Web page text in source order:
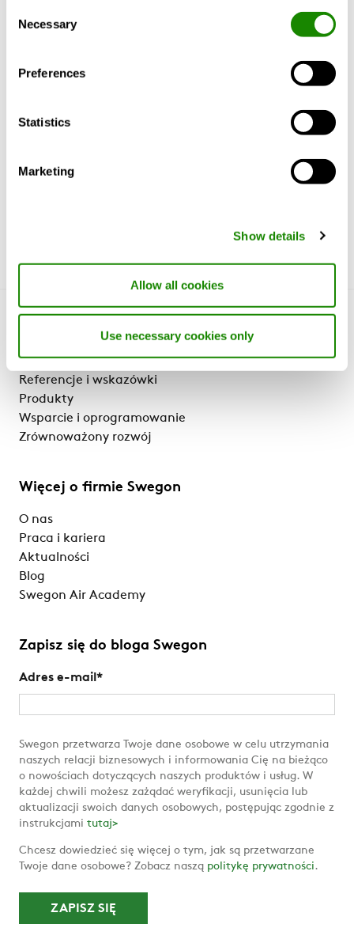
Selection
Necessary
Preferences
Statistics
Marketing
Show details
Allow all cookies
Use necessary cookies only
Nawilżacz
Nawilżacze parowe
Dlaczego Swegon?
Referencje i wskazówki
Produkty
Wsparcie i oprogramowanie
Zrównoważony rozwój
Więcej o firmie Swegon
O nas
Praca i kariera
Aktualności
Blog
Swegon Air Academy
Zapisz się do bloga Swegon
Adres e-mail*
Swegon przetwarza Twoje dane osobowe w celu utrzymania
naszych relacji biznesowych i informowania Cię na bieżąco
o nowościach dotyczących naszych produktów i usług. W
każdej chwili możesz zażądać weryfikacji, usunięcia lub
aktualizacji swoich danych osobowych, postępując zgodnie z
instrukcjami tutaj>
Chcesz dowiedzieć się więcej o tym, jak są przetwarzane
Twoje dane osobowe? Zobacz naszą politykę prywatności.